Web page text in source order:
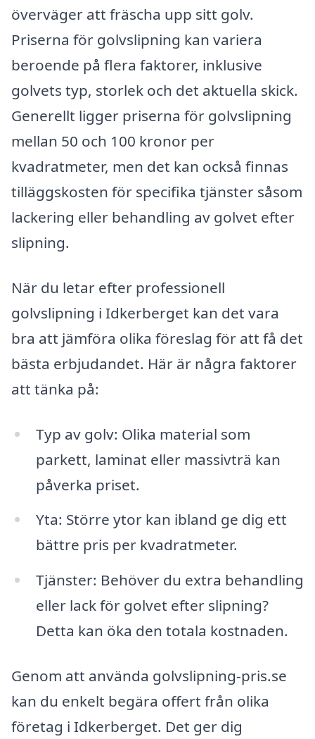
överväger att fräscha upp sitt golv.
Priserna för golvslipning kan variera
beroende på flera faktorer, inklusive
golvets typ, storlek och det aktuella skick.
Generellt ligger priserna för golvslipning
mellan 50 och 100 kronor per
kvadratmeter, men det kan också finnas
tilläggskosten för specifika tjänster såsom
lackering eller behandling av golvet efter
slipning.
När du letar efter professionell
golvslipning i Idkerberget kan det vara
bra att jämföra olika föreslag för att få det
bästa erbjudandet. Här är några faktorer
att tänka på:
Typ av golv: Olika material som
parkett, laminat eller massivträ kan
påverka priset.
Yta: Större ytor kan ibland ge dig ett
bättre pris per kvadratmeter.
Tjänster: Behöver du extra behandling
eller lack för golvet efter slipning?
Detta kan öka den totala kostnaden.
Genom att använda golvslipning-pris.se
kan du enkelt begära offert från olika
företag i Idkerberget. Det ger dig